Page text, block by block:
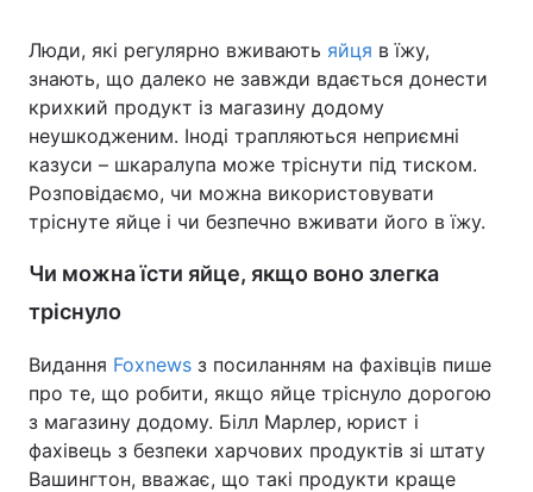
Головна Війна
Україна Політика
Економіка Світ
Спорт Наука
Техно і зв'язок Лайт
Зброя
Здоров'я Туризм
Цікавинки Погода
Екологія Регіони
Люди, які регулярно вживають яйця в їжу,
знають, що далеко не завжди вдається донести
крихкий продукт із магазину додому
неушкодженим. Іноді трапляються неприємні
казуси – шкаралупа може тріснути під тиском.
Розповідаємо, чи можна використовувати
тріснуте яйце і чи безпечно вживати його в їжу.
Чи можна їсти яйце, якщо воно злегка
тріснуло
Видання Foxnews з посиланням на фахівців пише
про те, що робити, якщо яйце тріснуло дорогою
з магазину додому. Білл Марлер, юрист і
фахівець з безпеки харчових продуктів зі штату
Вашингтон, вважає, що такі продукти краще